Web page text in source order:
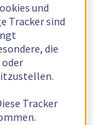
und
Tracker sind
die
Tracker